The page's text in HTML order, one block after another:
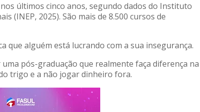
últimos cinco anos, segundo dados do Instituto
(INEP, 2025). São mais de 8.500 cursos de
que alguém está lucrando com a sua insegurança.
pós-graduação que realmente faça diferença na
trigo e a não jogar dinheiro fora.